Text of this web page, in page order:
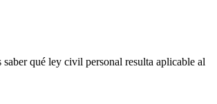
qué ley civil personal resulta aplicable al